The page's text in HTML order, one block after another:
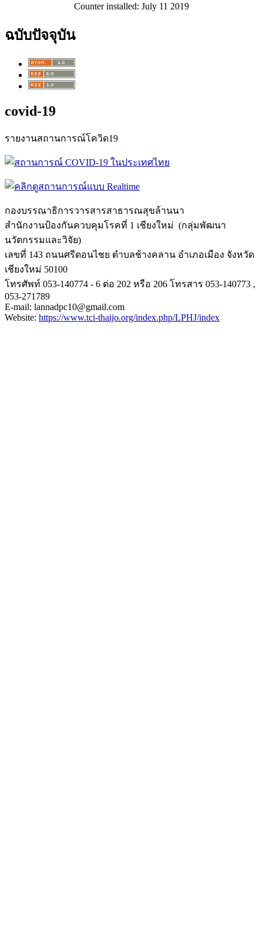
Counter installed: July 11 2019
ฉบับปัจจุบัน
covid-19
รายงานสถานการณ์โควิด19
กองบรรณาธิการวารสารสาธารณสุขล้านนา
สำนักงานป้องกันควบคุมโรคที่ 1 เชียงใหม่ (กลุ่มพัฒนา
นวัตกรรมและวิจัย)
เลขที่ 143 ถนนศรีดอนไชย ตำบลช้างคลาน อำเภอเมือง จังหวัด
เชียงใหม่ 50100
โทรศัพท์ 053-140774 - 6 ต่อ 202 หรือ 206 โทรสาร 053-140773 ,
053-271789
E-mail: lannadpc10@gmail.com
Website: https://www.tci-thaijo.org/index.php/LPHJ/index